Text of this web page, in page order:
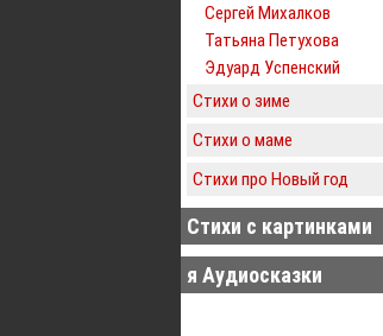
Сергей Михалков
Татьяна Петухова
Эдуард Успенский
Стихи о зиме
Стихи о маме
Стихи про Новый год
Стихи с картинками
я Аудиосказки